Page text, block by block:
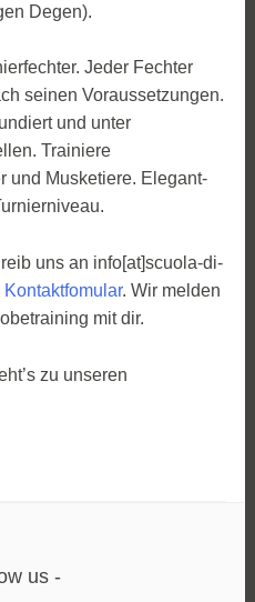
Degen).
Jeder Fechter
seinen Voraussetzungen.
und unter
Trainiere
und Musketiere. Elegant-
uns an info[at]scuola-di-
Kontaktfomular. Wir melden
mit dir.
zu unseren
us